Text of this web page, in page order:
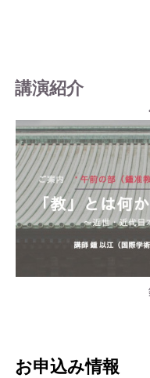
講演紹介
お申込み情報